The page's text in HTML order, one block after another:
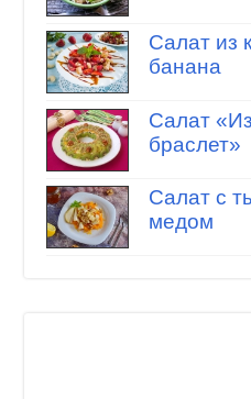
Салат из
банана
Салат
браслет»
Салат с
медом